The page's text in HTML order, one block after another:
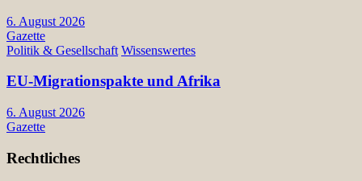
6. August 2026
Gazette
Politik & Gesellschaft Wissenswertes
EU-Migrationspakte und Afrika
6. August 2026
Gazette
Rechtliches